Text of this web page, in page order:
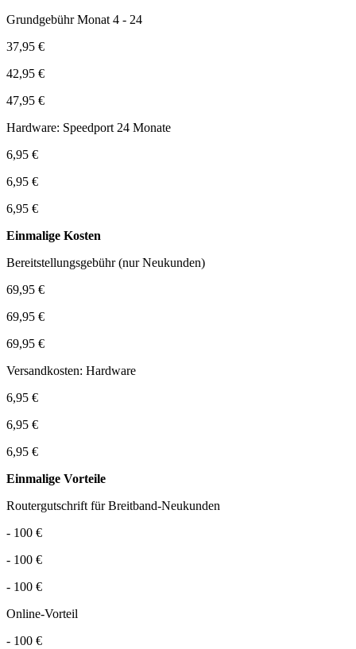
Grundgebühr Monat 4 - 24
37,95 €
42,95 €
47,95 €
Hardware: Speedport 24 Monate
6,95 €
6,95 €
6,95 €
Einmalige Kosten
Bereitstellungsgebühr (nur Neukunden)
69,95 €
69,95 €
69,95 €
Versandkosten: Hardware
6,95 €
6,95 €
6,95 €
Einmalige Vorteile
Routergutschrift für Breitband-Neukunden
- 100 €
- 100 €
- 100 €
Online-Vorteil
- 100 €